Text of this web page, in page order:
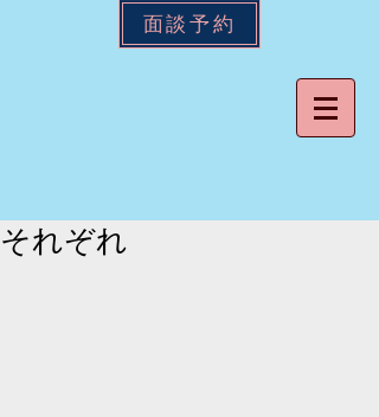
面談予約
それぞれ